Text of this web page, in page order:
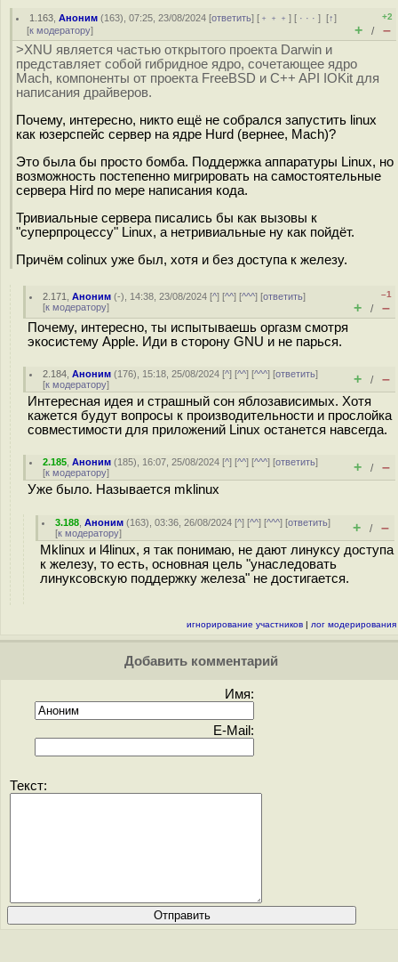
1.163 ,Аноним (163), 07:25, 23/08/2024 [ответить] [ ﹢﹢﹢] [ · · ·][↑]
[к модератору]
+2
+ / –
>XNU является частью открытого проекта Darwin и
представляет собой гибридное ядро, сочетающее ядро
Mach, компоненты от проекта FreeBSD и C++ API IOKit для
написания драйверов.
Почему, интересно, никто ещё не собрался запустить linux
как юзерспейс сервер на ядре Hurd (вернее, Mach)?
Это была бы просто бомба. Поддержка аппаратуры Linux, но
возможность постепенно мигрировать на самостоятельные
сервера Hird по мере написания кода.
Тривиальные сервера писались бы как вызовы к
"суперпроцессу" Linux, a нетривиальные ну как пойдёт.
Причём colinux уже был, хотя и без доступа к железу.
2.171 ,Аноним (-), 14:38, 23/08/2024 [^] [^^] [^^^] [ответить]
[к модератору]
–1
+ / –
Почему, интересно, ты испытываешь оргазм смотря
экосистему Apple. Иди в сторону GNU и не парься.
2.184 ,Аноним (176), 15:18, 25/08/2024 [^] [^^] [^^^] [ответить]
[к модератору] + / –
Интересная идея и страшный сон яблозависимых. Хотя
кажется будут вопросы к производительности и прослойка
совместимости для приложений Linux останется навсегда.
2.185 ,Аноним (185), 16:07, 25/08/2024 [^] [^^] [^^^] [ответить]
[к модератору] + / –
Уже было. Называется mklinux
3.188 ,Аноним (163), 03:36, 26/08/2024 [^] [^^] [^^^] [ответить]
[к модератору] + / –
Mklinux и l4linux, я так понимаю, не дают линуксу доступа
к железу, то есть, основная цель "унаследовать
линуксовскую поддержку железа" не достигается.
игнорирование участников | лог модерирования
Добавить комментарий
Имя:
E-Mail:
Текст: